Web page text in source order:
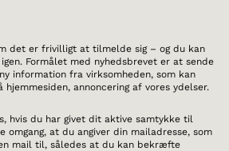
det er frivilligt at tilmelde sig – og du kan
Formålet med nyhedsbrevet er at sende
information fra virksomheden, som kan
annoncering af vores ydelser.
hvis du har givet dit aktive samtykke til
at du angiver din mailadresse, som
mail til, således at du kan bekræfte